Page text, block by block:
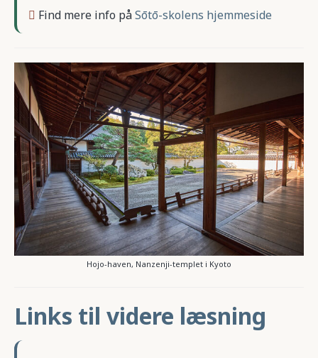
Find mere info påSōtō-skolens hjemmeside
Hojo-haven, Nanzenji-templet i Kyoto
Links til videre læsning